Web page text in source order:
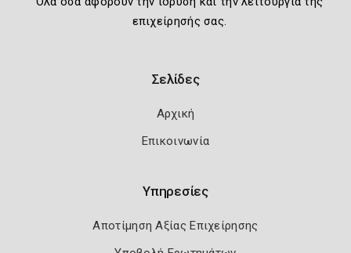
επιχείρησής σας.
Σελίδες
Αρχική
Επικοινωνία
Υπηρεσίες
Αποτίμηση Αξίας Επιχείρησης